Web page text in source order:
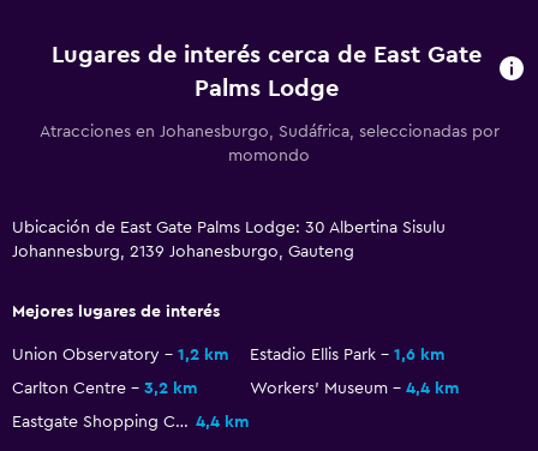
Lugares de interés cerca de East Gate
Palms Lodge
Atracciones en Johanesburgo, Sudáfrica, seleccionadas por
momondo
Ubicación de East Gate Palms Lodge: 30 Albertina Sisulu
Johannesburg, 2139 Johanesburgo, Gauteng
Mejores lugares de interés
Union Observatory 1,2 km Estadio Ellis Park
1,6 km
Carlton Centre
3,2 km Workers' Museum
4,4 km
Eastgate Shopping Centre 4,4 km